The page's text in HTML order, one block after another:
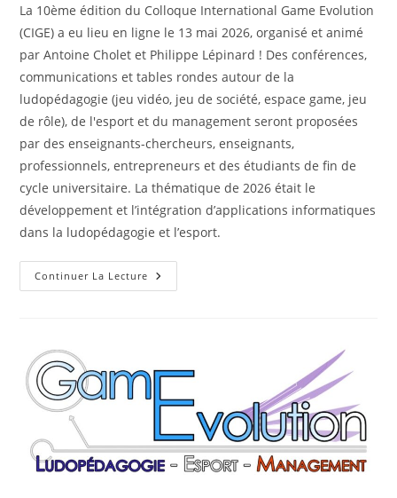
publication :
La 10ème édition du Colloque International Game Evolution
(CIGE) a eu lieu en ligne le 13 mai 2026, organisé et animé
par Antoine Cholet et Philippe Lépinard ! Des conférences,
communications et tables rondes autour de la
ludopédagogie (jeu vidéo, jeu de société, espace game, jeu
de rôle), de l'esport et du management seront proposées
par des enseignants-chercheurs, enseignants,
professionnels, entrepreneurs et des étudiants de fin de
cycle universitaire. La thématique de 2026 était le
développement et l’intégration d’applications informatiques
dans la ludopédagogie et l’esport.
Continuer La Lecture 10ème
Édition
CIGE
2026